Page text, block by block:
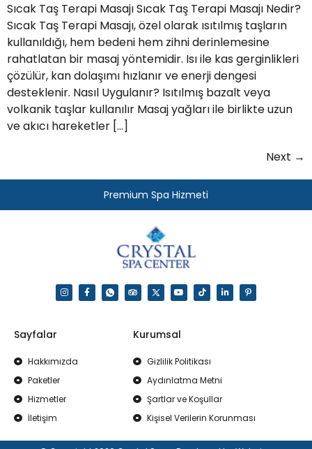
Sıcak Taş Terapi Masajı Sıcak Taş Terapi Masajı Nedir?
Sıcak Taş Terapi Masajı, özel olarak ısıtılmış taşların
kullanıldığı, hem bedeni hem zihni derinlemesine
rahatlatan bir masaj yöntemidir. Isı ile kas gerginlikleri
çözülür, kan dolaşımı hızlanır ve enerji dengesi
desteklenir. Nasıl Uygulanır? Isıtılmış bazalt veya
volkanik taşlar kullanılır Masaj yağları ile birlikte uzun
ve akıcı hareketler […]
Next →
Premium Spa Hizmeti
Sayfalar
Hakkımızda
Paketler
Hizmetler
İletişim
Kurumsal
Gizlilik Politikası
Aydınlatma Metni
Şartlar ve Koşullar
Kişisel Verilerin Korunması